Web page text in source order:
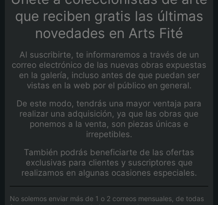
que reciben gratis las últimas
novedades en Arts Fité
Al suscribirte, te informaremos a través de un
correo electrónico de las nuevas obras expuestas
en la galería, incluso antes de que puedan ser
vistas en la web por el público en general.
De este modo, tendrás una mayor ventaja para
realizar una adquisición, ya que las obras que
ponemos a la venta, son piezas únicas e
irrepetibles.
También podrás beneficiarte de las ofertas
exclusivas para clientes y suscriptores que
realizamos en algunas ocasiones especiales.
No solemos enviar más de 1 o 2 correos mensuales, de todas